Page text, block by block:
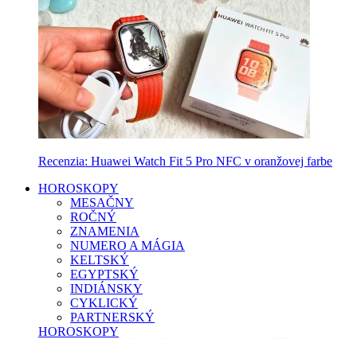
Recenzia: Huawei Watch Fit 5 Pro NFC v oranžovej farbe
HOROSKOPY
MESAČNY
ROČNÝ
ZNAMENIA
NUMERO A MÁGIA
KELTSKÝ
EGYPTSKÝ
INDIÁNSKY
CYKLICKÝ
PARTNERSKÝ
HOROSKOPY